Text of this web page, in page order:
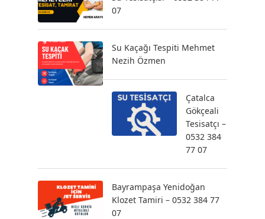
07
Su Kaçağı Tespiti Mehmet
Nezih Özmen
Çatalca
Gökçeali
Tesisatçı –
0532 384
77 07
Bayrampaşa Yenidoğan
Klozet Tamiri – 0532 384 77
07